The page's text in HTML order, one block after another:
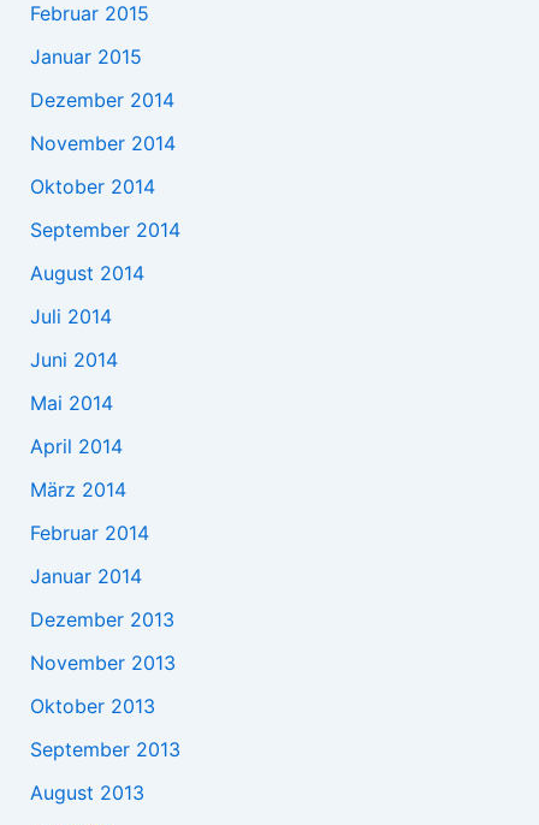
Februar 2015
Januar 2015
Dezember 2014
November 2014
Oktober 2014
September 2014
August 2014
Juli 2014
Juni 2014
Mai 2014
April 2014
März 2014
Februar 2014
Januar 2014
Dezember 2013
November 2013
Oktober 2013
September 2013
August 2013